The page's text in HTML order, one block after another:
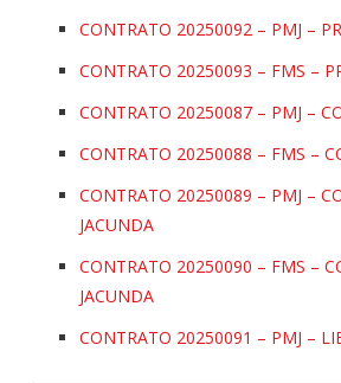
CONTRATO 20250092 – PMJ –
CONTRATO 20250093 – FMS –
CONTRATO 20250087 – PMJ –
CONTRATO 20250088 – FMS –
CONTRATO 20250089 – PMJ –
JACUNDA
CONTRATO 20250090 – FMS –
JACUNDA
CONTRATO 20250091 – PMJ –